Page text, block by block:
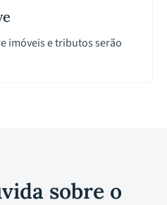
imóveis e tributos serão
sobre o